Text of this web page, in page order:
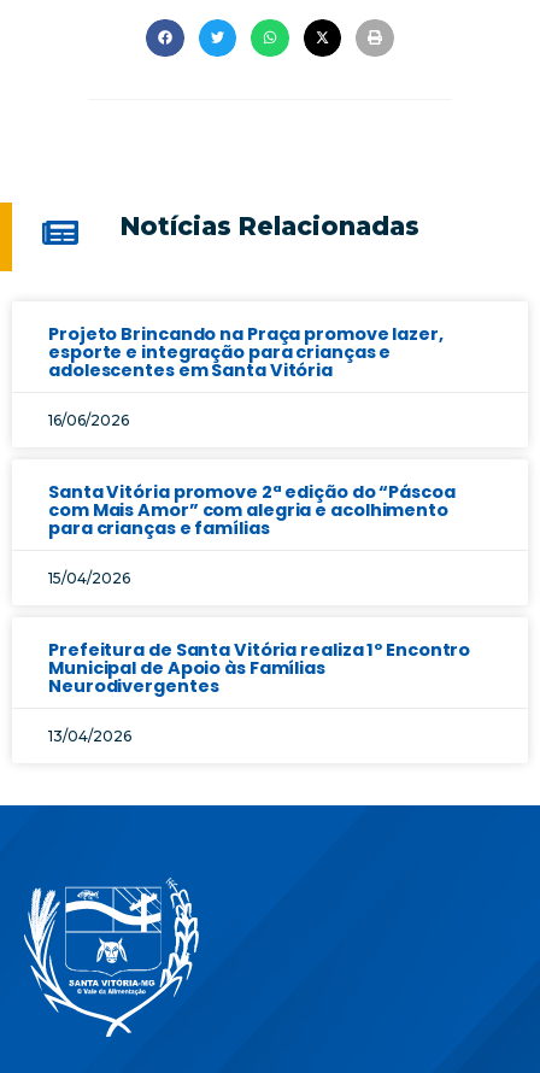
Notícias Relacionadas
Projeto Brincando na Praça promove lazer,
esporte e integração para crianças e
adolescentes em Santa Vitória
16/06/2026
Santa Vitória promove 2ª edição do “Páscoa
com Mais Amor” com alegria e acolhimento
para crianças e famílias
15/04/2026
Prefeitura de Santa Vitória realiza 1º Encontro
Municipal de Apoio às Famílias
Neurodivergentes
13/04/2026